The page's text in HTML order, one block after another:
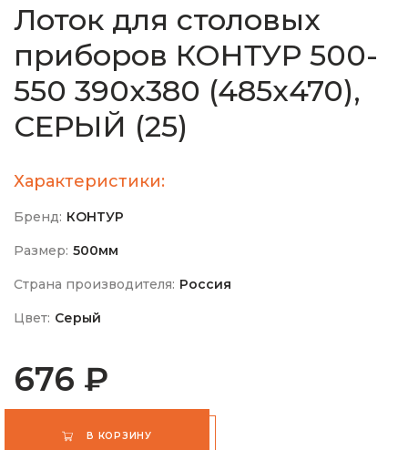
Лоток для столовых
приборов КОНТУР 500-
550 390х380 (485х470),
СЕРЫЙ (25)
Характеристики:
Бренд: КОНТУР
Размер: 500мм
Страна производителя: Россия
Цвет: Серый
676 ₽
В КОРЗИНУ